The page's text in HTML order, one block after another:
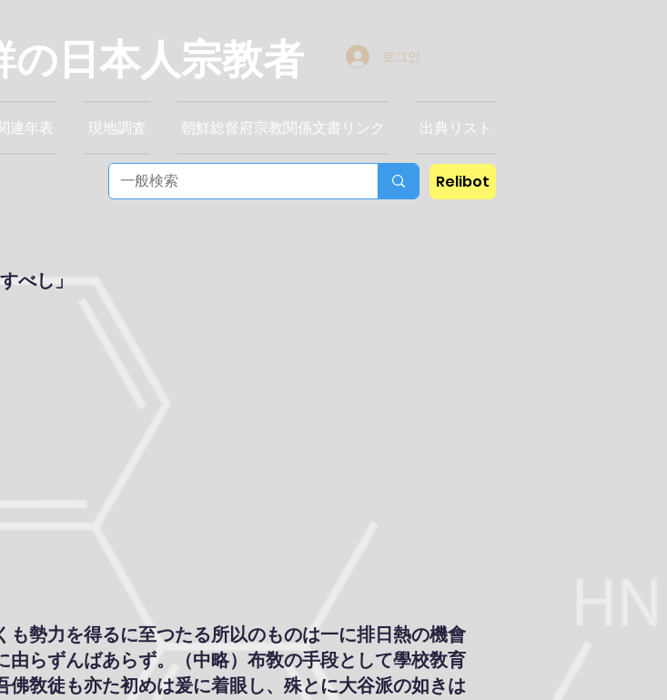
の日本人宗教者 로그인
関連年表 現地調査 朝鮮総督府宗教関係文書リンク 出典リスト
Relibot
べし」
勢力を得るに至つたる所以のものは一に排日熱の機會
由らずんばあらず。（中略）布敎の手段として學校敎育
敎徒も亦た初めは爰に着眼し、殊とに大谷派の如きは